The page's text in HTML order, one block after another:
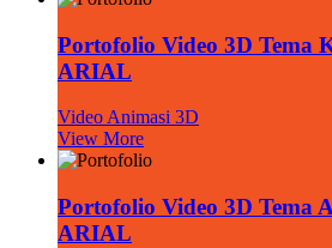
Portofolio Video 3D Tema
ARIAL
Video Animasi 3D
View More
Portofolio Video 3D Tema
ARIAL